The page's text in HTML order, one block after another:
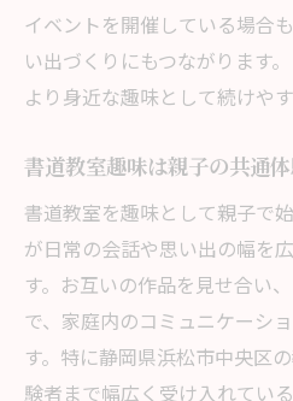
イベントを開催している場合
い出づくりにもつながります
より身近な趣味として続けや
書道教室趣味は親子の共通
書道教室を趣味として親子で
が日常の会話や思い出の幅を
す。お互いの作品を見せ合い
で、家庭内のコミュニケーシ
す。特に静岡県浜松市中央区
験者まで幅広く受け入れてい